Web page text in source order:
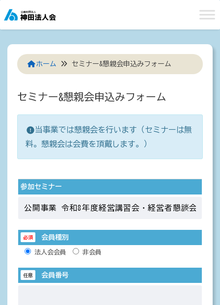
to
content
ホーム セミナー&懇親会申込みフォーム
セミナー&懇親会申込みフォーム
当事業では懇親会を行います（セミナーは無
料。懇親会は会費を頂戴します。）
参加セミナー
必須 会員種別
法人会会員 非会員
任意 会員番号